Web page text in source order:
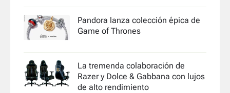
Pandora lanza colección épica de
Game of Thrones
La tremenda colaboración de
Razer y Dolce & Gabbana con lujos
de alto rendimiento